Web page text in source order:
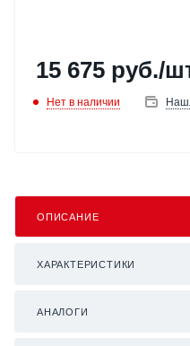
15 675 руб./
Нет в наличии
ОПИСАНИЕ
ХАРАКТЕРИСТИКИ
АНАЛОГИ